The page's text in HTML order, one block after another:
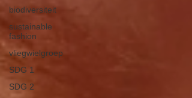
biodiversiteit
sustainable
fashion
vliegwielgroep
SDG 1
SDG 2